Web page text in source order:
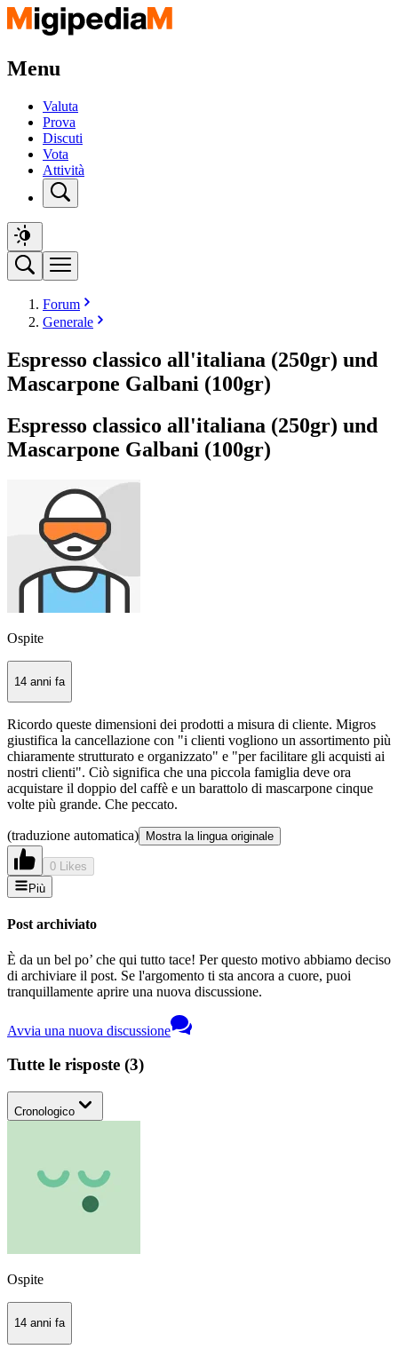
Menu
Valuta
Prova
Discuti
Vota
Attività
Forum
Generale
Espresso classico all'italiana (250gr) und
Mascarpone Galbani (100gr)
Espresso classico all'italiana (250gr) und
Mascarpone Galbani (100gr)
Ospite
14 anni fa
Ricordo queste dimensioni dei prodotti a misura di cliente. Migros
giustifica la cancellazione con "i clienti vogliono un assortimento più
chiaramente strutturato e organizzato" e "per facilitare gli acquisti ai
nostri clienti". Ciò significa che una piccola famiglia deve ora
acquistare il doppio del caffè e un barattolo di mascarpone cinque
volte più grande. Che peccato.
(traduzione automatica) Mostra la lingua originale
0 Likes
Più
Post archiviato
È da un bel po’ che qui tutto tace! Per questo motivo abbiamo deciso
di archiviare il post. Se l'argomento ti sta ancora a cuore, puoi
tranquillamente aprire una nuova discussione.
Avvia una nuova discussione
Tutte le risposte (3)
Cronologico
Ospite
14 anni fa